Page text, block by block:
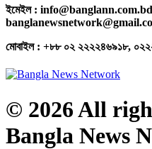
ইমেইল :
মোবাইল : +৮৮ ০২ ২২২২৪৬৯১৮,
© 2026 All
Bangla News